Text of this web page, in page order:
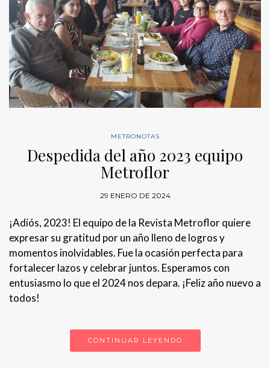
METRONOTAS
Despedida del año 2023 equipo
Metroflor
29 ENERO DE 2024
¡Adiós, 2023! El equipo de la Revista Metroflor quiere
expresar su gratitud por un año lleno de logros y
momentos inolvidables. Fue la ocasión perfecta para
fortalecer lazos y celebrar juntos. Esperamos con
entusiasmo lo que el 2024 nos depara. ¡Feliz año nuevo a
todos!
CONTINUAR LEYENDO